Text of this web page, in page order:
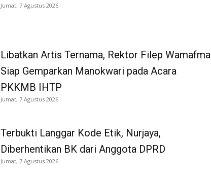
Jumat, 7 Agustus 2026
Libatkan Artis Ternama, Rektor Filep Wamafma
Siap Gemparkan Manokwari pada Acara
PKKMB IHTP
Jumat, 7 Agustus 2026
Terbukti Langgar Kode Etik, Nurjaya,
Diberhentikan BK dari Anggota DPRD
Jumat, 7 Agustus 2026